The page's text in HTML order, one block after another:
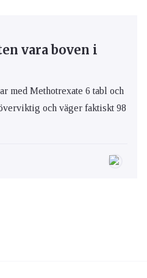
vara boven i
med Methotrexate 6 tabl och
och väger faktiskt 98